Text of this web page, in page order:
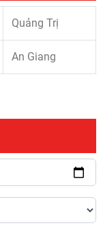
Quảng Trị
An Giang